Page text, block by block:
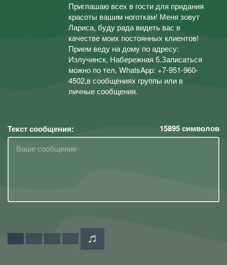
Приглашаю всех в гости для придания
красоты вашим ноготкам! Меня зовут
Лариса, буду рада видеть вас в
качестве моих постоянных клиентов!
Прием веду на дому по адресу:
Излучинск, Набережная 5.Записаться
можно по тел, WhatsApp: +7-951-960-
4502,в сообщениях группы или в
личные сообщения.
Текст сообщения: 15895символов